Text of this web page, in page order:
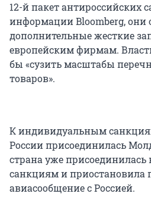
12-й пакет антироссийских
информации Bloomberg, они
дополнительные жесткие
европейским фирмам.
бы «сузить масштабы
товаров».
К индивидуальным
России присоединилась
страна уже присоединилась
санкциям и приостановила
авиасообщение с Россией.